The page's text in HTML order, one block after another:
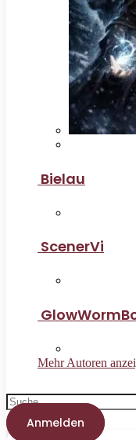
Bielau
ScenerVi
Mehr Autoren
Anmelden